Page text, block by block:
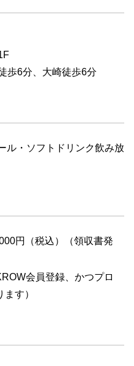
歩6分、大崎徒歩6分
ル・ソフトドリンク飲み放
円（税込）（領収書発
会員登録、かつプロ
す）